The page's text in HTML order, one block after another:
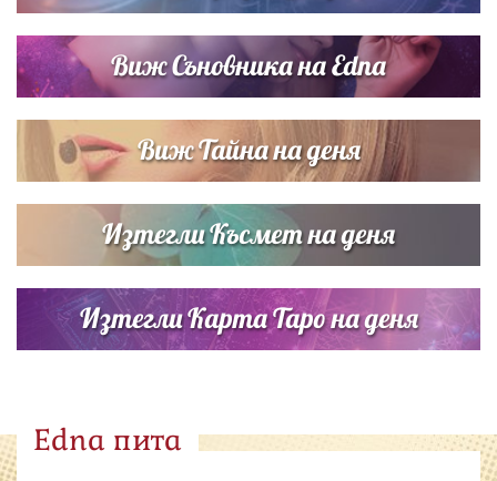
Виж Съновника на Edna
Виж Тайна на деня
Изтегли Късмет на деня
Изтегли Карта Таро на деня
Edna пита